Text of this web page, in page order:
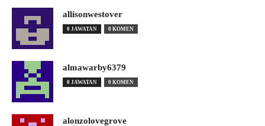
allisonwestover
0 JAWATAN 0 KOMEN
almawarby6379
0 JAWATAN 0 KOMEN
alonzolovegrove